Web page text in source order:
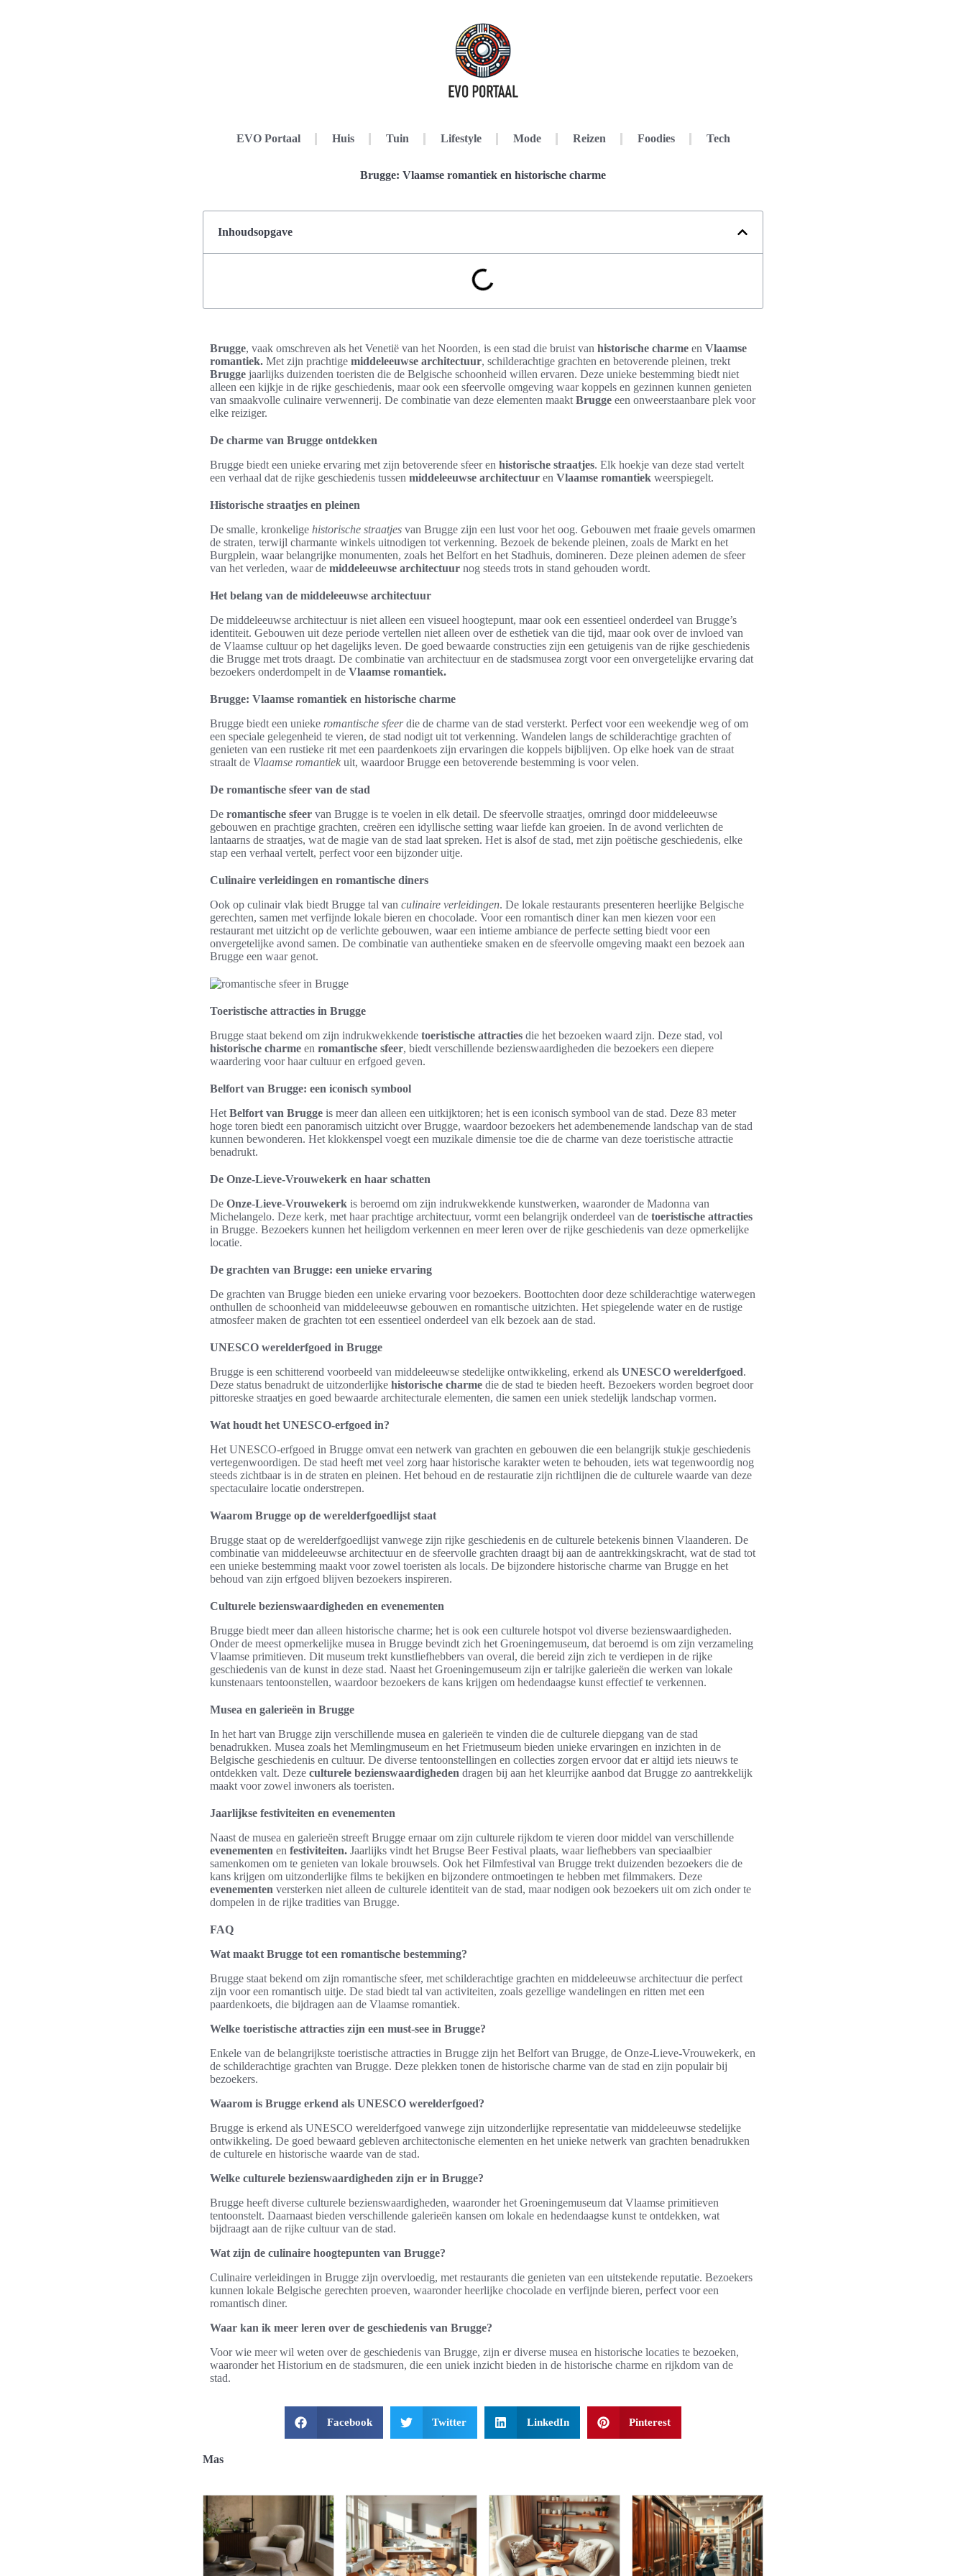
EVO Portaal Huis Tuin Lifestyle Mode Reizen Foodies Tech
Brugge: Vlaamse romantiek en historische charme
Inhoudsopgave
Brugge, vaak omschreven als het Venetië van het Noorden, is een stad die bruist van historische charme en Vlaamse
romantiek. Met zijn prachtige middeleeuwse architectuur, schilderachtige grachten en betoverende pleinen, trekt
Brugge jaarlijks duizenden toeristen die de Belgische schoonheid willen ervaren. Deze unieke bestemming biedt niet
alleen een kijkje in de rijke geschiedenis, maar ook een sfeervolle omgeving waar koppels en gezinnen kunnen genieten
van smaakvolle culinaire verwennerij. De combinatie van deze elementen maakt Brugge een onweerstaanbare plek voor
elke reiziger.
De charme van Brugge ontdekken
Brugge biedt een unieke ervaring met zijn betoverende sfeer en historische straatjes. Elk hoekje van deze stad vertelt
een verhaal dat de rijke geschiedenis tussen middeleeuwse architectuur en Vlaamse romantiek weerspiegelt.
Historische straatjes en pleinen
De smalle, kronkelige historische straatjes van Brugge zijn een lust voor het oog. Gebouwen met fraaie gevels omarmen
de straten, terwijl charmante winkels uitnodigen tot verkenning. Bezoek de bekende pleinen, zoals de Markt en het
Burgplein, waar belangrijke monumenten, zoals het Belfort en het Stadhuis, domineren. Deze pleinen ademen de sfeer
van het verleden, waar de middeleeuwse architectuur nog steeds trots in stand gehouden wordt.
Het belang van de middeleeuwse architectuur
De middeleeuwse architectuur is niet alleen een visueel hoogtepunt, maar ook een essentieel onderdeel van Brugge’s
identiteit. Gebouwen uit deze periode vertellen niet alleen over de esthetiek van die tijd, maar ook over de invloed van
de Vlaamse cultuur op het dagelijks leven. De goed bewaarde constructies zijn een getuigenis van de rijke geschiedenis
die Brugge met trots draagt. De combinatie van architectuur en de stadsmusea zorgt voor een onvergetelijke ervaring dat
bezoekers onderdompelt in de Vlaamse romantiek.
Brugge: Vlaamse romantiek en historische charme
Brugge biedt een unieke romantische sfeerdie de charme van de stad versterkt. Perfect voor een weekendje weg of om
een speciale gelegenheid te vieren, de stad nodigt uit tot verkenning. Wandelen langs de schilderachtige grachten of
genieten van een rustieke rit met een paardenkoets zijn ervaringen die koppels bijblijven. Op elke hoek van de straat
straalt de Vlaamse romantiek uit, waardoor Brugge een betoverende bestemming is voor velen.
De romantische sfeer van de stad
De romantische sfeer van Brugge is te voelen in elk detail. De sfeervolle straatjes, omringd door middeleeuwse
gebouwen en prachtige grachten, creëren een idyllische setting waar liefde kan groeien. In de avond verlichten de
lantaarns de straatjes, wat de magie van de stad laat spreken. Het is alsof de stad, met zijn poëtische geschiedenis, elke
stap een verhaal vertelt, perfect voor een bijzonder uitje.
Culinaire verleidingen en romantische diners
Ook op culinair vlak biedt Brugge tal van culinaire verleidingen. De lokale restaurants presenteren heerlijke Belgische
gerechten, samen met verfijnde lokale bieren en chocolade. Voor een romantisch diner kan men kiezen voor een
restaurant met uitzicht op de verlichte gebouwen, waar een intieme ambiance de perfecte setting biedt voor een
onvergetelijke avond samen. De combinatie van authentieke smaken en de sfeervolle omgeving maakt een bezoek aan
Brugge een waar genot.
Toeristische attracties in Brugge
Brugge staat bekend om zijn indrukwekkende toeristische attracties die het bezoeken waard zijn. Deze stad, vol
historische charme en romantische sfeer, biedt verschillende bezienswaardigheden die bezoekers een diepere
waardering voor haar cultuur en erfgoed geven.
Belfort van Brugge: een iconisch symbool
Het Belfort van Brugge is meer dan alleen een uitkijktoren; het is een iconisch symbool van de stad. Deze 83 meter
hoge toren biedt een panoramisch uitzicht over Brugge, waardoor bezoekers het adembenemende landschap van de stad
kunnen bewonderen. Het klokkenspel voegt een muzikale dimensie toe die de charme van deze toeristische attractie
benadrukt.
De Onze-Lieve-Vrouwekerk en haar schatten
De Onze-Lieve-Vrouwekerk is beroemd om zijn indrukwekkende kunstwerken, waaronder de Madonna van
Michelangelo. Deze kerk, met haar prachtige architectuur, vormt een belangrijk onderdeel van de toeristische attracties
in Brugge. Bezoekers kunnen het heiligdom verkennen en meer leren over de rijke geschiedenis van deze opmerkelijke
locatie.
De grachten van Brugge: een unieke ervaring
De grachten van Brugge bieden een unieke ervaring voor bezoekers. Boottochten door deze schilderachtige waterwegen
onthullen de schoonheid van middeleeuwse gebouwen en romantische uitzichten. Het spiegelende water en de rustige
atmosfeer maken de grachten tot een essentieel onderdeel van elk bezoek aan de stad.
UNESCO werelderfgoed in Brugge
Brugge is een schitterend voorbeeld van middeleeuwse stedelijke ontwikkeling, erkend als UNESCO werelderfgoed.
Deze status benadrukt de uitzonderlijke historische charme die de stad te bieden heeft. Bezoekers worden begroet door
pittoreske straatjes en goed bewaarde architecturale elementen, die samen een uniek stedelijk landschap vormen.
Wat houdt het UNESCO-erfgoed in?
Het UNESCO-erfgoed in Brugge omvat een netwerk van grachten en gebouwen die een belangrijk stukje geschiedenis
vertegenwoordigen. De stad heeft met veel zorg haar historische karakter weten te behouden, iets wat tegenwoordig nog
steeds zichtbaar is in de straten en pleinen. Het behoud en de restauratie zijn richtlijnen die de culturele waarde van deze
spectaculaire locatie onderstrepen.
Waarom Brugge op de werelderfgoedlijst staat
Brugge staat op de werelderfgoedlijst vanwege zijn rijke geschiedenis en de culturele betekenis binnen Vlaanderen. De
combinatie van middeleeuwse architectuur en de sfeervolle grachten draagt bij aan de aantrekkingskracht, wat de stad tot
een unieke bestemming maakt voor zowel toeristen als locals. De bijzondere historische charme van Brugge en het
behoud van zijn erfgoed blijven bezoekers inspireren.
Culturele bezienswaardigheden en evenementen
Brugge biedt meer dan alleen historische charme; het is ook een culturele hotspot vol diverse bezienswaardigheden.
Onder de meest opmerkelijke musea in Brugge bevindt zich het Groeningemuseum, dat beroemd is om zijn verzameling
Vlaamse primitieven. Dit museum trekt kunstliefhebbers van overal, die bereid zijn zich te verdiepen in de rijke
geschiedenis van de kunst in deze stad. Naast het Groeningemuseum zijn er talrijke galerieën die werken van lokale
kunstenaars tentoonstellen, waardoor bezoekers de kans krijgen om hedendaagse kunst effectief te verkennen.
Musea en galerieën in Brugge
In het hart van Brugge zijn verschillende musea en galerieën te vinden die de culturele diepgang van de stad
benadrukken. Musea zoals het Memlingmuseum en het Frietmuseum bieden unieke ervaringen en inzichten in de
Belgische geschiedenis en cultuur. De diverse tentoonstellingen en collecties zorgen ervoor dat er altijd iets nieuws te
ontdekken valt. Deze culturele bezienswaardigheden dragen bij aan het kleurrijke aanbod dat Brugge zo aantrekkelijk
maakt voor zowel inwoners als toeristen.
Jaarlijkse festiviteiten en evenementen
Naast de musea en galerieën streeft Brugge ernaar om zijn culturele rijkdom te vieren door middel van verschillende
evenementen en festiviteiten. Jaarlijks vindt het Brugse Beer Festival plaats, waar liefhebbers van speciaalbier
samenkomen om te genieten van lokale brouwsels. Ook het Filmfestival van Brugge trekt duizenden bezoekers die de
kans krijgen om uitzonderlijke films te bekijken en bijzondere ontmoetingen te hebben met filmmakers. Deze
evenementen versterken niet alleen de culturele identiteit van de stad, maar nodigen ook bezoekers uit om zich onder te
dompelen in de rijke tradities van Brugge.
FAQ
Wat maakt Brugge tot een romantische bestemming?
Brugge staat bekend om zijn romantische sfeer, met schilderachtige grachten en middeleeuwse architectuur die perfect
zijn voor een romantisch uitje. De stad biedt tal van activiteiten, zoals gezellige wandelingen en ritten met een
paardenkoets, die bijdragen aan de Vlaamse romantiek.
Welke toeristische attracties zijn een must-see in Brugge?
Enkele van de belangrijkste toeristische attracties in Brugge zijn het Belfort van Brugge, de Onze-Lieve-Vrouwekerk, en
de schilderachtige grachten van Brugge. Deze plekken tonen de historische charme van de stad en zijn populair bij
bezoekers.
Waarom is Brugge erkend als UNESCO werelderfgoed?
Brugge is erkend als UNESCO werelderfgoed vanwege zijn uitzonderlijke representatie van middeleeuwse stedelijke
ontwikkeling. De goed bewaard gebleven architectonische elementen en het unieke netwerk van grachten benadrukken
de culturele en historische waarde van de stad.
Welke culturele bezienswaardigheden zijn er in Brugge?
Brugge heeft diverse culturele bezienswaardigheden, waaronder het Groeningemuseum dat Vlaamse primitieven
tentoonstelt. Daarnaast bieden verschillende galerieën kansen om lokale en hedendaagse kunst te ontdekken, wat
bijdraagt aan de rijke cultuur van de stad.
Wat zijn de culinaire hoogtepunten van Brugge?
Culinaire verleidingen in Brugge zijn overvloedig, met restaurants die genieten van een uitstekende reputatie. Bezoekers
kunnen lokale Belgische gerechten proeven, waaronder heerlijke chocolade en verfijnde bieren, perfect voor een
romantisch diner.
Waar kan ik meer leren over de geschiedenis van Brugge?
Voor wie meer wil weten over de geschiedenis van Brugge, zijn er diverse musea en historische locaties te bezoeken,
waaronder het Historium en de stadsmuren, die een uniek inzicht bieden in de historische charme en rijkdom van de
stad.
Facebook Twitter LinkedIn Pinterest
Mas